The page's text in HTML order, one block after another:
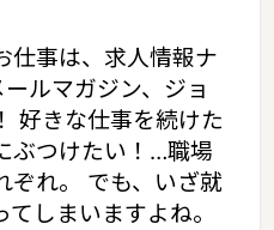
仕事は、求人情報ナ
ルマガジン、ジョ
好きな仕事を続けた
ぶつけたい！…職場
ぞれ。 でも、いざ就
しまいますよね。